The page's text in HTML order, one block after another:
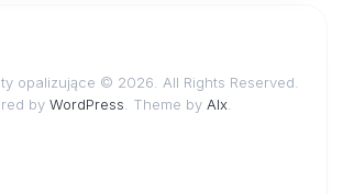
opalizujące © 2026. All Rights Reserved.
by WordPress . Theme by Alx